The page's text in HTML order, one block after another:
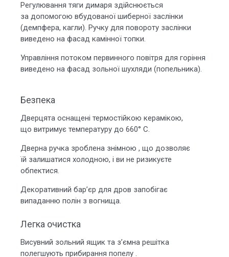
Регулювання тяги димаря здійснюється
за допомогою вбудованої шиберної заслінки
(демпфера, кагли). Ручку для повороту заслінки
виведено на фасад камінної топки.
Управління потоком первинного повітря для горіння
виведено на фасад зольної шухляди (попельника).
Безпека
Дверцята оснащені термостійкою керамікою,
що витримує температуру до 660° С.
Дверна ручка зроблена знімною , що дозволяє
їй залишатися холодною, і ви не ризикуєте
обпектися.
Декоративний бар’єр для дров запобігає
випаданню полін з вогнища.
Легка очистка
Висувний зольний ящик та з’ємна решітка
полегшують прибирання попелу .